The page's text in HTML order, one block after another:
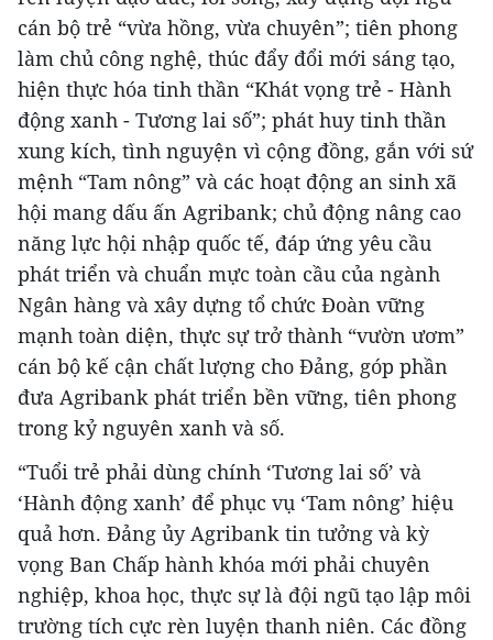
cán bộ trẻ “vừa hồng, vừa chuyên”; tiên phong
làm chủ công nghệ, thúc đẩy đổi mới sáng tạo,
hiện thực hóa tinh thần “Khát vọng trẻ - Hành
động xanh - Tương lai số”; phát huy tinh thần
xung kích, tình nguyện vì cộng đồng, gắn với sứ
mệnh “Tam nông” và các hoạt động an sinh xã
hội mang dấu ấn Agribank; chủ động nâng cao
năng lực hội nhập quốc tế, đáp ứng yêu cầu
phát triển và chuẩn mực toàn cầu của ngành
Ngân hàng và xây dựng tổ chức Đoàn vững
mạnh toàn diện, thực sự trở thành “vườn ươm”
cán bộ kế cận chất lượng cho Đảng, góp phần
đưa Agribank phát triển bền vững, tiên phong
trong kỷ nguyên xanh và số.
“Tuổi trẻ phải dùng chính ‘Tương lai số’ và
‘Hành động xanh’ để phục vụ ‘Tam nông’ hiệu
quả hơn. Đảng ủy Agribank tin tưởng và kỳ
vọng Ban Chấp hành khóa mới phải chuyên
nghiệp, khoa học, thực sự là đội ngũ tạo lập môi
trường tích cực rèn luyện thanh niên. Các đồng